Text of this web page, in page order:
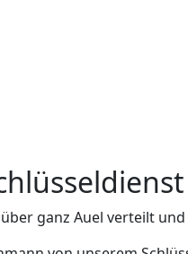
ganz Auel verteilt